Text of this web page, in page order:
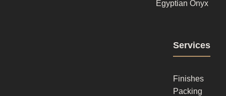
Egyptian Onyx
Footer
column
Services
Finishes
Packing